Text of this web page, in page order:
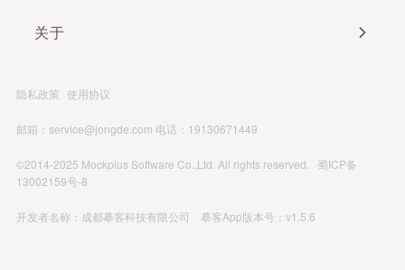
关于
隐私政策 使用协议
邮箱：service@jongde.com 电话：19130671449
©2014-2025 Mockplus Software Co.,Ltd. All rights reserved. 蜀ICP备
13002159号-8
开发者名称：成都摹客科技有限公司 摹客App版本号：v1.5.6